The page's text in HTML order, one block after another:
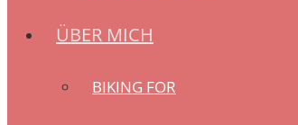
ÜBER MICH
BIKING FOR